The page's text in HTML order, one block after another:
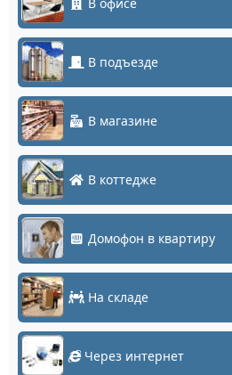
В подъезде
В магазине
В коттедже
Домофон в квартиру
На складе
Через интернет